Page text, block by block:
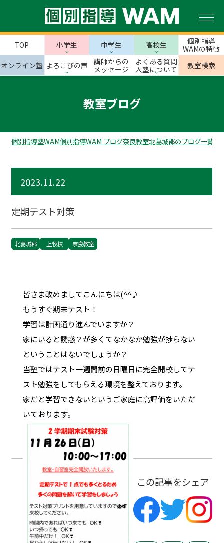
TOP 小学生 中学生 高校生
個別指導
WAMの特徴
オンライン塾 よろこびの声
講師からの
メッセージ
よくある質問
入塾について
教室検索
教室ブログ
個別指導塾WAM個別指導WAM ブログ奈良教室北葛城郡のブログ一覧
2023.11.22
定期テスト対策
北葛城郡 上牧校 奈良教室
皆さま改めましてこんにちは(^^♪
もうすぐ期末テスト！
学習は計画通り進んでいますか？
家にいると誘惑？が多くてなかなか勉強が捗らない
ということはないでしょうか？
当塾ではテスト一週間前の日曜日に完全開校してテ
スト勉強をしてもらえる環境を整えております。
家だと学習できないというご家庭に高評価をいただ
いております。
この記事をシェア